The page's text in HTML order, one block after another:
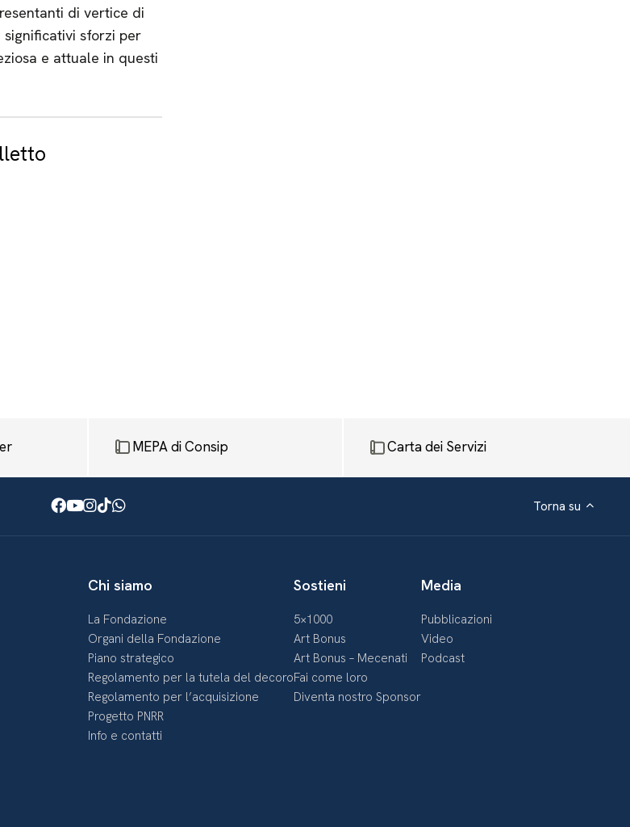
di vertice di
sforzi per
e attuale in questi
MEPA di Consip Carta dei Servizi
Facebook
Youtube
Instagram
TikTok
WhatsApp Torna su
Chi siamo
La Fondazione
Organi della Fondazione
Piano strategico
Regolamento per la tutela del decoro
Regolamento per l’acquisizione
Progetto PNRR
Info e contatti
Sostieni
5×1000
Art Bonus
Art Bonus – Mecenati
Fai come loro
Diventa nostro Sponsor
Media
Pubblicazioni
Video
Podcast